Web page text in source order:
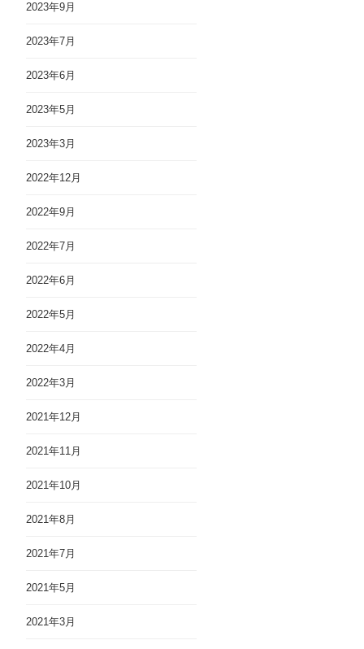
2023年9月
2023年7月
2023年6月
2023年5月
2023年3月
2022年12月
2022年9月
2022年7月
2022年6月
2022年5月
2022年4月
2022年3月
2021年12月
2021年11月
2021年10月
2021年8月
2021年7月
2021年5月
2021年3月